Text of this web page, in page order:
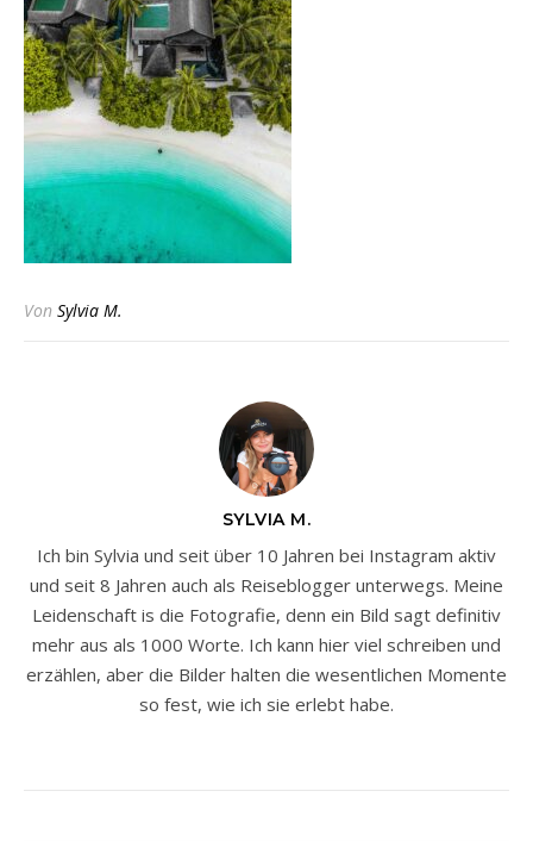
Von Sylvia M.
SYLVIA M.
Ich bin Sylvia und seit über 10 Jahren bei Instagram aktiv
und seit 8 Jahren auch als Reiseblogger unterwegs. Meine
Leidenschaft is die Fotografie, denn ein Bild sagt definitiv
mehr aus als 1000 Worte. Ich kann hier viel schreiben und
erzählen, aber die Bilder halten die wesentlichen Momente
so fest, wie ich sie erlebt habe.